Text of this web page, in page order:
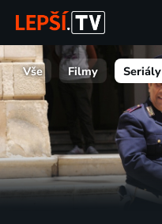
Vše Filmy Seriály